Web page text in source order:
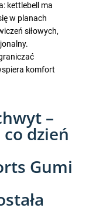
kettlebell ma
w planach
siłowych,
komfort
–
dzień
Gumi